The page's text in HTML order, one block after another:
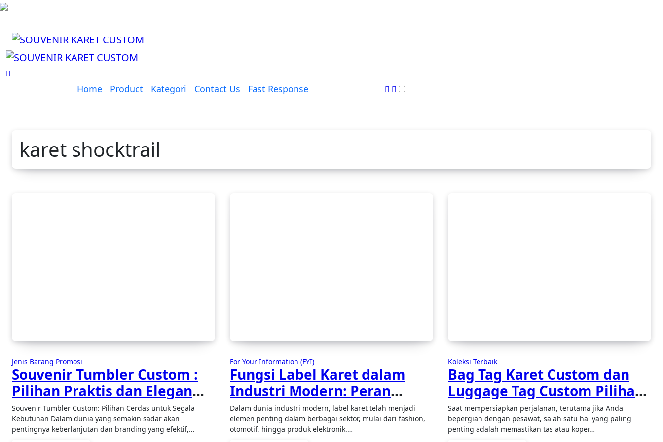
Lewati
Home Product Kategori Contact Us Fast Response
karet shocktrail
Jenis Barang Promosi
Souvenir Tumbler Custom :
Pilihan Praktis dan Elegan
untuk Berbagai Acara
Souvenir Tumbler Custom: Pilihan Cerdas untuk Segala
Kebutuhan Dalam dunia yang semakin sadar akan
pentingnya keberlanjutan dan branding yang efektif,…
For Your Information (FYI)
Fungsi Label Karet dalam
Industri Modern: Peran
Penting dan Keunggulannya
Dalam dunia industri modern, label karet telah menjadi
elemen penting dalam berbagai sektor, mulai dari fashion,
otomotif, hingga produk elektronik.…
Koleksi Terbaik
Bag Tag Karet Custom dan
Luggage Tag Custom Pilihan
Praktis dan Tahan Lama
untuk Perjalanan Anda
Saat mempersiapkan perjalanan, terutama jika Anda
bepergian dengan pesawat, salah satu hal yang paling
penting adalah memastikan tas atau koper…